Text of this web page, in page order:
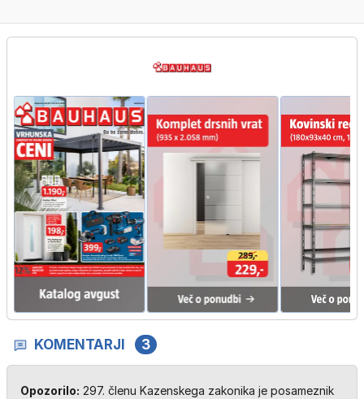
KOMENTARJI 3
Opozorilo: 297. členu Kazenskega zakonika je posameznik